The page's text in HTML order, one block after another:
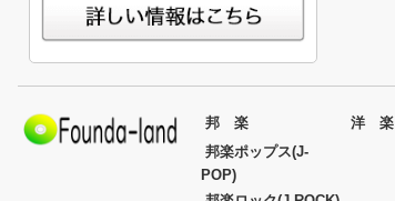
邦 楽
邦楽ポップス(J-
POP)
洋 楽